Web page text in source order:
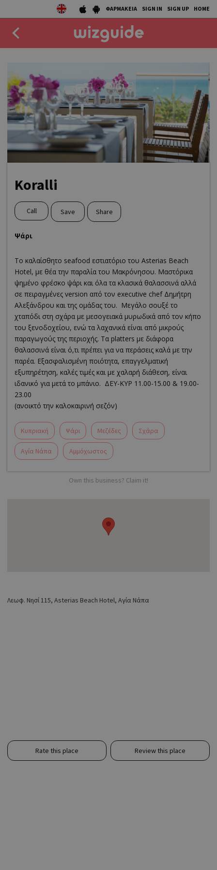
ΦΑΡΜΑΚΕΙΑ SIGN IN SIGN UP HOME
DRINK
50 BEST
AGENDA
COLLECTIONS
Koralli
Call Save Share
Ψάρι
To καλαίσθητo seafood εστιατόριο του Asterias Βeach
Hotel, με θέα την παραλία του Μακρόνησου. Μαστόρικα
ψημένο φρέσκο ψάρι και όλα τα κλασικά θαλασσινά αλλά
σε πειραγμένες version από τον executive chef Δημήτρη
Αλεξάνδρου και της ομάδας του. Μεγάλο σουξέ το
χταπόδι στη σχάρα με μεσογειακά μυρωδικά από τον κήπο
του ξενοδοχείου, ενώ τα λαχανικά είναι από μικρούς
παραγωγούς της περιοχής. Τα platters με διάφορα
θαλασσινά είναι ό,τι πρέπει για να περάσεις καλά με την
παρέα. Εξασφαλισμένη ποιότητα, επαγγελματική
εξυπηρέτηση, καλές τιμές και με χαλαρή διάθεση, είναι
ιδανικό για μετά το μπάνιο. ΔΕΥ-ΚΥΡ 11.00-15.00 & 19.00-
23.00
(ανοικτό την καλοκαιρινή σεζόν)
Κυπριακή Ψάρι Μεζέδες Σχάρα
Αγία Νάπα Αμμόχωστος
Own this business? Claim it!
Λεωφ. Νησί 115, Asterias Βeach Hotel, Αγία Νάπα
Rate this place Review this place